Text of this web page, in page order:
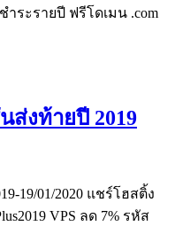
ำระรายปี ฟรีโดเมน .com
ส่งท้ายปี 2019
19/01/2020 แชร์โฮสติ้ง
VPS ลด 7% รหัส